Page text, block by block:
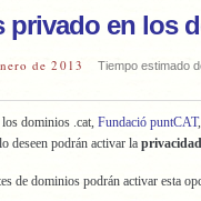
privado en los
de 2013 Tiempo estimado
dominios .cat, Fundació puntCAT
deseen podrán activar la privacidad
de dominios podrán activar esta